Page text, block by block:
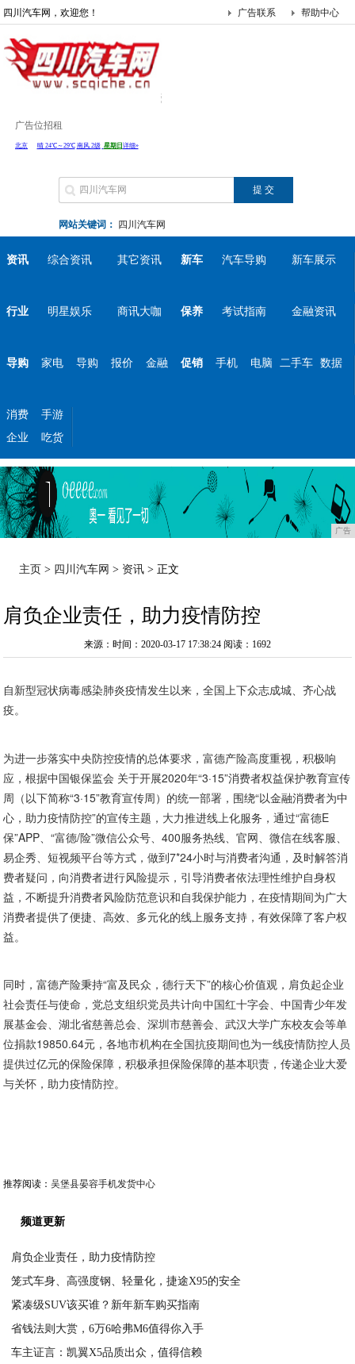
四川汽车网，欢迎您！ 帮助中心
广告联系
广告位招租
网站关键词： 四川汽车网
资讯 综合资讯 其它资讯 新车 汽车导购 新车展示
行业 明星娱乐 商讯大咖 保养 考试指南 金融资讯
导购 家电 导购 报价 金融 促销 手机 电脑 二手车 数据
消费
手游
企业
吃货
广告
主页 > 四川汽车网 > 资讯 > 正文
肩负企业责任，助力疫情防控
来源：时间：2020-03-17 17:38:24 阅读：1692
自新型冠状病毒感染肺炎疫情发生以来，全国上下众志成城、齐心战
疫。
为进一步落实中央防控疫情的总体要求，富德产险高度重视，积极响
应，根据中国银保监会 关于开展2020年“3·15”消费者权益保护教育宣传
周（以下简称“3·15”教育宣传周）的统一部署，围绕“以金融消费者为中
心，助力疫情防控”的宣传主题，大力推进线上化服务，通过“富德E
保”APP、“富德/险”微信公众号、400服务热线、官网、微信在线客服、
易企秀、短视频平台等方式，做到7*24小时与消费者沟通，及时解答消
费者疑问，向消费者进行风险提示，引导消费者依法理性维护自身权
益，不断提升消费者风险防范意识和自我保护能力，在疫情期间为广大
消费者提供了便捷、高效、多元化的线上服务支持，有效保障了客户权
益。
同时，富德产险秉持“富及民众，德行天下”的核心价值观，肩负起企业
社会责任与使命，党总支组织党员共计向中国红十字会、中国青少年发
展基金会、湖北省慈善总会、深圳市慈善会、武汉大学广东校友会等单
位捐款19850.64元，各地市机构在全国抗疫期间也为一线疫情防控人员
提供过亿元的保险保障，积极承担保险保障的基本职责，传递企业大爱
与关怀，助力疫情防控。
推荐阅读：吴堡县晏容手机发货中心
频道更新
肩负企业责任，助力疫情防控
笼式车身、高强度钢、轻量化，捷途X95的安全
紧凑级SUV该买谁？新年新车购买指南
省钱法则大赏，6万6哈弗M6值得你入手
车主证言：凯翼X5品质出众，值得信赖